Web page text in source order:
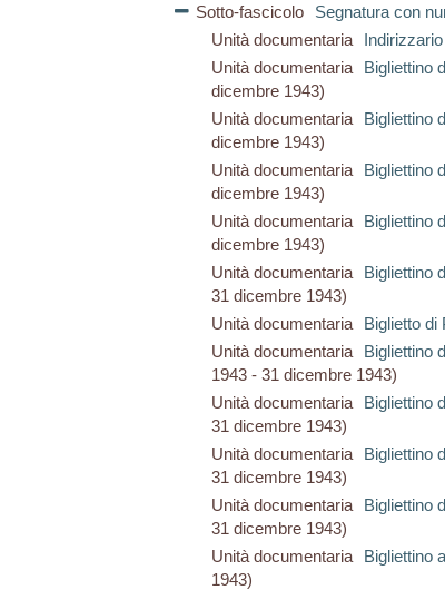
Sotto-fascicolo
Segnatura con
Unità documentaria
Indirizzario
Unità documentaria
Bigliettino
dicembre 1943)
Unità documentaria
Bigliettino
dicembre 1943)
Unità documentaria
Bigliettino
dicembre 1943)
Unità documentaria
Bigliettino
dicembre 1943)
Unità documentaria
Bigliettino
31 dicembre 1943)
Unità documentaria
Biglietto di
Unità documentaria
Bigliettino
1943 - 31 dicembre 1943)
Unità documentaria
Bigliettino
31 dicembre 1943)
Unità documentaria
Bigliettino
31 dicembre 1943)
Unità documentaria
Bigliettino
31 dicembre 1943)
Unità documentaria
Bigliettino
1943)